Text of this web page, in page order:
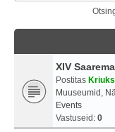
XIV
Postitas Kriuks
Muuseumid,
Events
Vastuseid: 0